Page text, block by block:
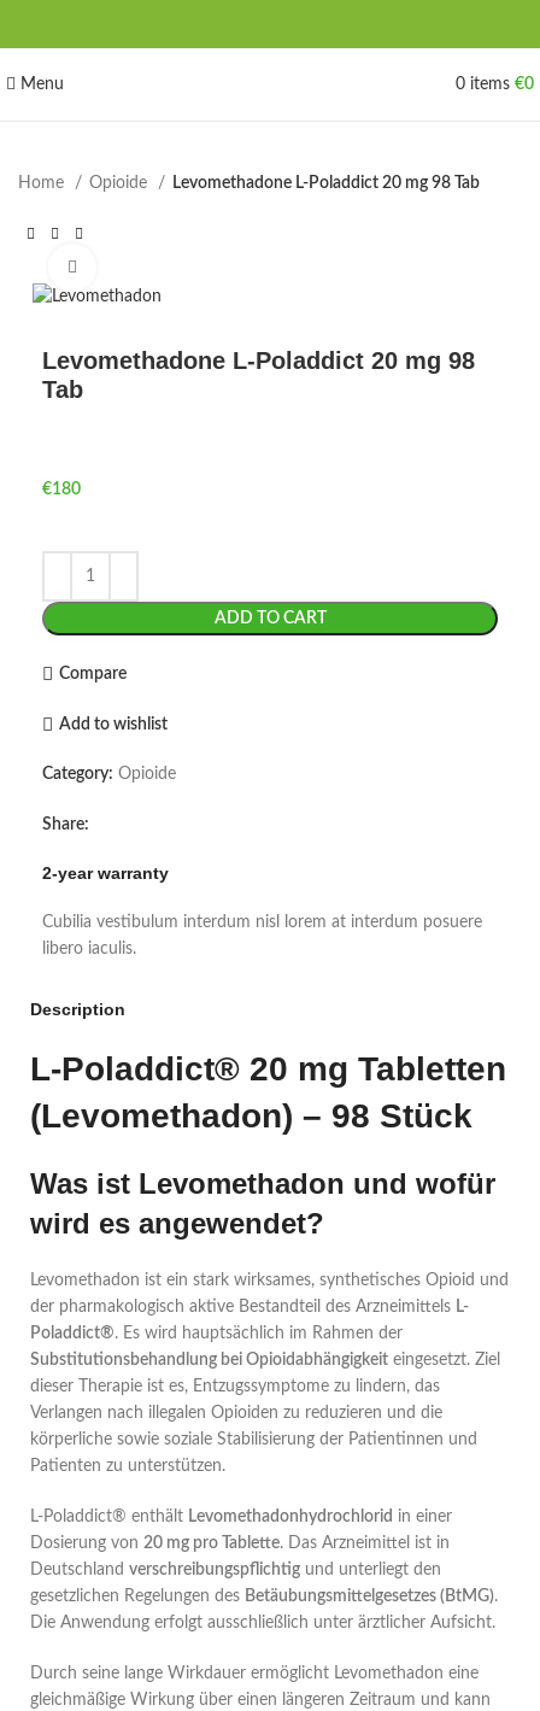
Menu 0 items €0
Home Opioide Levomethadone L-Poladdict 20 mg 98 Tab
Levomethadone L-Poladdict 20 mg 98
Tab
€180
ADD TO CART
Compare
Add to wishlist
Category: Opioide
Share:
2-year warranty
Cubilia vestibulum interdum nisl lorem at interdum posuere
libero iaculis.
Description
L-Poladdict® 20 mg Tabletten
(Levomethadon) – 98 Stück
Was ist Levomethadon und wofür
wird es angewendet?
Levomethadon ist ein stark wirksames, synthetisches Opioid und
der pharmakologisch aktive Bestandteil des Arzneimittels L-
Poladdict®. Es wird hauptsächlich im Rahmen der
Substitutionsbehandlung bei Opioidabhängigkeit eingesetzt. Ziel
dieser Therapie ist es, Entzugssymptome zu lindern, das
Verlangen nach illegalen Opioiden zu reduzieren und die
körperliche sowie soziale Stabilisierung der Patientinnen und
Patienten zu unterstützen.
L-Poladdict® enthält Levomethadonhydrochlorid in einer
Dosierung von 20 mg pro Tablette. Das Arzneimittel ist in
Deutschland verschreibungspflichtig und unterliegt den
gesetzlichen Regelungen des Betäubungsmittelgesetzes (BtMG).
Die Anwendung erfolgt ausschließlich unter ärztlicher Aufsicht.
Durch seine lange Wirkdauer ermöglicht Levomethadon eine
gleichmäßige Wirkung über einen längeren Zeitraum und kann